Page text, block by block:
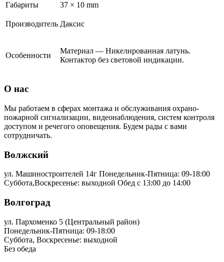
Габариты 37 × 10 mm
Производитель Даксис
Особенности
Материал — Никелированная латунь.
Контактор без световой индикации.
О нас
Мы работаем в сферах монтажа и обслуживания охрано-
пожарной сигнализации, видеонаблюдения, систем контроля
доступом и речегого оповещения. Будем рады с вами
сотрудничать.
Волжский
ул. Машиностроителей 14г Понедельник-Пятница: 09-18:00
Суббота,Воскресенье: выходной Обед с 13:00 до 14:00
Волгоград
ул. Пархоменко 5 (Центральный район)
Понедельник-Пятница: 09-18:00
Суббота, Воскресенье: выходной
Без обеда